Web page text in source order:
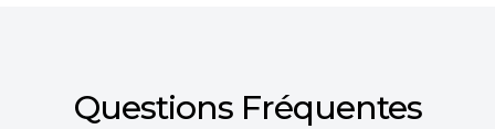
Questions Fréquentes